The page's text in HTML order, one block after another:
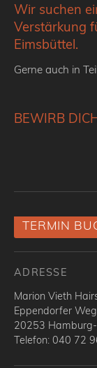
Wir suchen
Verstärkung
Eimsbüttel.
Gerne auch in
BEWIRB
TERMIN
ADRESSE
Marion Vieth
Eppendorfer
20253
Telefon: 040 72